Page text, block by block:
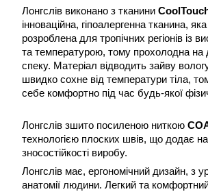
Лонгслів виконано з тканини
інноваційна, гіпоалергенна тканина,
розроблена для тропічних регіонів із
та температурою, тому прохолодна на
спеку. Матеріал відводить зайву вологу
швидко сохне від температури тіла,
себе комфортно під час будь-якої
Лонгслів зшито посиленою ниткою
технологією плоских швів, що додає
зносостійкості виробу.
Лонгслів має, ергономічний дизайн, з
анатомії людини. Легкий та